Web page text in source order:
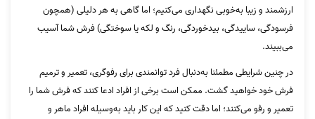
ارزشمند و زیبا به‌خوبی نگهداری می‌کنیم؛ اما گاهی به هر دلیلی (همچون
فرسودگی، ساییدگی، بیدخوردگی، رنگ و لکه یا سوختگی) فرش شما آسیب
می‌ببیند.
در چنین شرایطی مطمئنا به‌دنبال فرد توانمندی برای رفوگری، تعمیر و ترمیم
فرش خود خواهید گشت. ممکن است برخی از افراد ادعا کنند که فرش شما را
تعمیر و رفو می‌کنند؛ اما دقت کنید که این کار باید به‌وسیله افراد ماهر و